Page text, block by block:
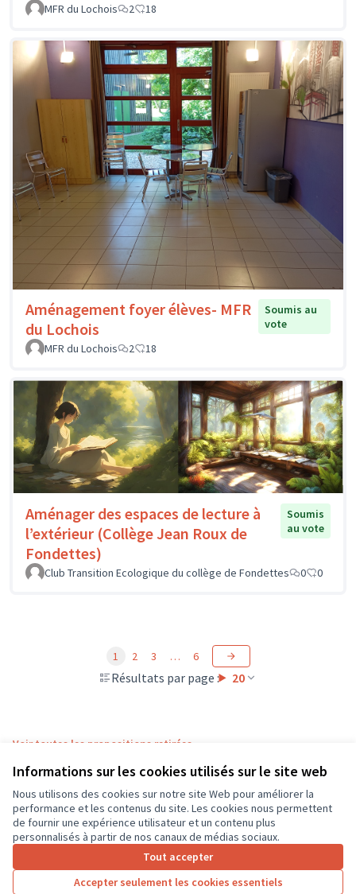
Informations sur les cookies utilisés sur le site web
Nous utilisons des cookies sur notre site Web pour améliorer la
performance et les contenus du site. Les cookies nous permettent
de fournir une expérience utilisateur et un contenu plus
personnalisés à partir de nos canaux de médias sociaux.
Tout accepter
Accepter seulement les cookies essentiels
MFR du Lochois
2 18
Aménagement foyer élèves- MFR
du Lochois
Soumis au
vote
MFR du Lochois
2 18
Aménager des espaces de lecture à
l’extérieur (Collège Jean Roux de
Fondettes)
Soumis
au vote
Club Transition Ecologique du collège de Fondettes 0 0
Résultats par page : 20
1 2 3 … 6
Voir toutes les propositions retirées
Conditions d'utilisation
Paramètres des cookies
CD37 sur X
(Lien externe)
CD37 sur Facebook
CD37 sur Instagram
CD37 sur YouTube
(Lien externe)